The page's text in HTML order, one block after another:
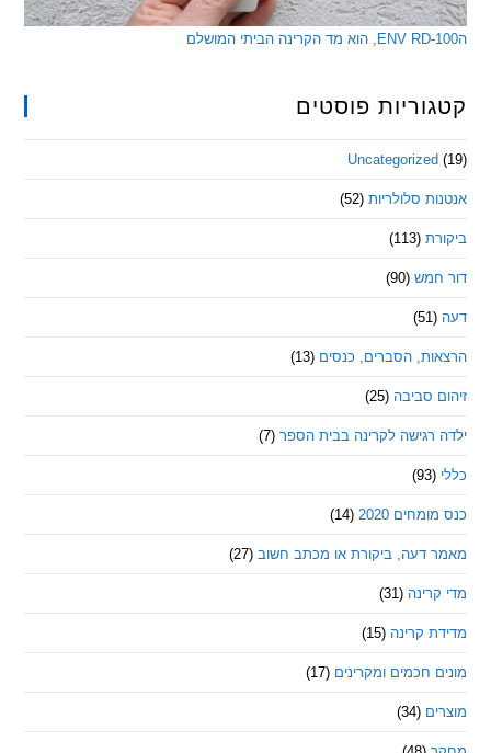
פוסטים
סלולריות (52)
(90)
הסברים, כנסים (13)
סביבה (25)
לקרינה בבית הספר (7)
2020
(14)
ביקורת או מכתב חשוב (27)
(31)
קרינה (15)
חכמים ומקרינים (17)